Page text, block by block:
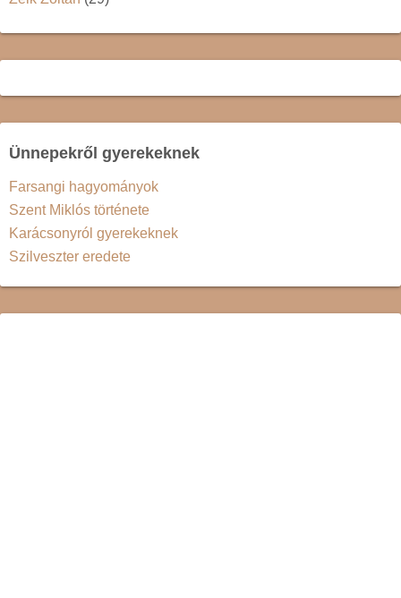
Ünnepekről gyerekeknek
Farsangi hagyományok
Szent Miklós története
Karácsonyról gyerekeknek
Szilveszter eredete